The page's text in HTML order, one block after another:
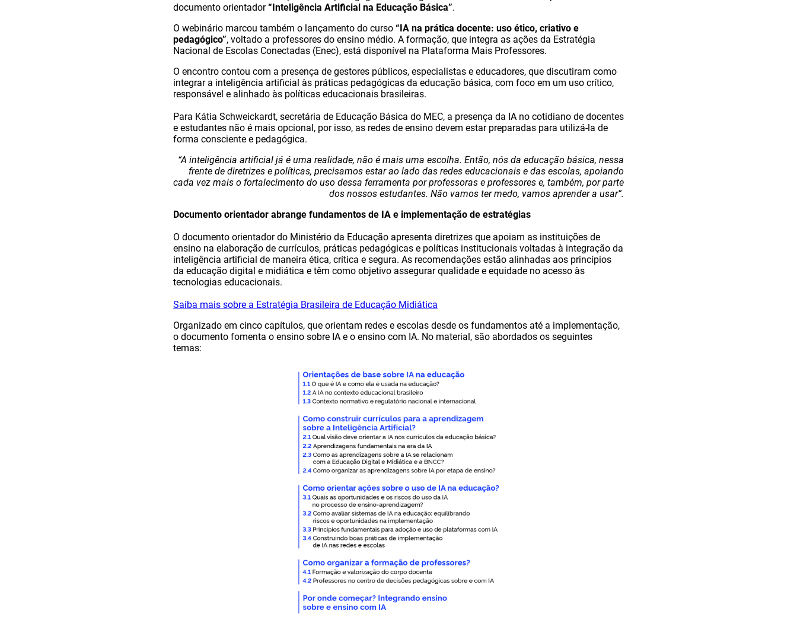
documento orientador“Inteligência Artificial na Educação Básica”.
O webinário marcou também o lançamento do curso “IA na prática docente: uso ético, criativo e
pedagógico”, voltado a professores do ensino médio. A formação, que integra as ações da Estratégia
Nacional de Escolas Conectadas (Enec), está disponível na Plataforma Mais Professores.
O encontro contou com a presença de gestores públicos, especialistas e educadores, que discutiram como
integrar a inteligência artificial às práticas pedagógicas da educação básica, com foco em um uso crítico,
responsável e alinhado às políticas educacionais brasileiras.
Para Kátia Schweickardt, secretária de Educação Básica do MEC, a presença da IA no cotidiano de docentes
e estudantes não é mais opcional, por isso, as redes de ensino devem estar preparadas para utilizá-la de
forma consciente e pedagógica.
“A inteligência artificial já é uma realidade, não é mais uma escolha. Então, nós da educação básica, nessa
frente de diretrizes e políticas, precisamos estar ao lado das redes educacionais e das escolas, apoiando
cada vez mais o fortalecimento do uso dessa ferramenta por professoras e professores e, também, por parte
dos nossos estudantes. Não vamos ter medo, vamos aprender a usar”.
Documento orientador abrange fundamentos de IA e implementação de estratégias
O documento orientador do Ministério da Educação apresenta diretrizes que apoiam as instituições de
ensino na elaboração de currículos, práticas pedagógicas e políticas institucionais voltadas à integração da
inteligência artificial de maneira ética, crítica e segura. As recomendações estão alinhadas aos princípios
da educação digital e midiática e têm como objetivo assegurar qualidade e equidade no acesso às
tecnologias educacionais.
Saiba mais sobre a Estratégia Brasileira de Educação Midiática
Organizado em cinco capítulos, que orientam redes e escolas desde os fundamentos até a implementação,
o documento fomenta o ensino sobre IA e o ensino com IA. No material, são abordados os seguintes
temas: